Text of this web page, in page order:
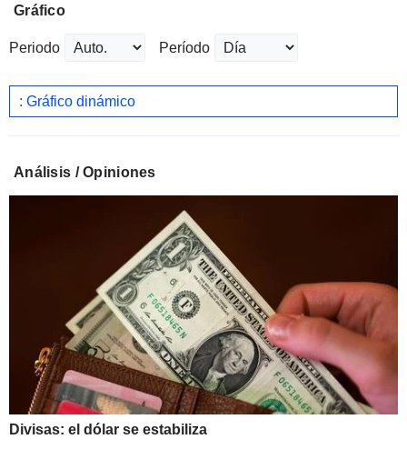
Gráfico
Periodo Período
: Gráfico dinámico
Análisis / Opiniones
Divisas: el dólar se estabiliza